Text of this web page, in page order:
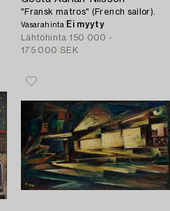
"Fransk matros" (French sailor).
Vasarahinta Ei myyty
Lähtöhinta 150 000 -
175 000 SEK